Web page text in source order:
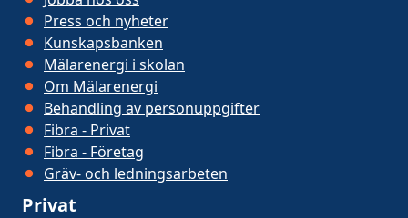
Press och nyheter
Kunskapsbanken
Mälarenergi i skolan
Om Mälarenergi
Behandling av personuppgifter
Fibra - Privat
Fibra - Företag
Gräv- och ledningsarbeten
Privat